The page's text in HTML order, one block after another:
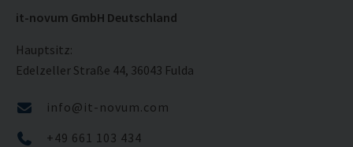
it-novum GmbH Deutschland
Hauptsitz:
Edelzeller Straße 44, 36043 Fulda
info@it-novum.com
+49 661 103 434